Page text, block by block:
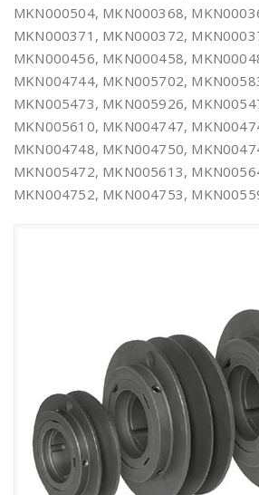
MKN000504, MKN000368,
MKN000371, MKN000372,
MKN000456, MKN000458,
MKN004744, MKN005702,
MKN005473, MKN005926,
MKN005610, MKN004747,
MKN004748, MKN004750,
MKN005472, MKN005613,
MKN004752, MKN004753,